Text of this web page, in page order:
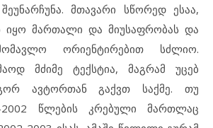
მთავარი სწორედ ესაა,
იყო მართალი და მიუსაფრობას და
ორიენტირებით სძლიო.
მძიმე ტექსტია, მაგრამ უცებ
ავტორთან გაქვთ საქმე. თუ
2002 წლების კრებული მართლაც